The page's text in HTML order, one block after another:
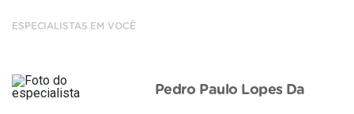
ESPECIALISTAS EM VOCÊ
Pedro Paulo Lopes Da